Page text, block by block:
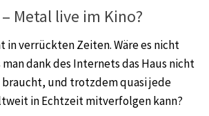
Metal live im Kino?
in verrückten Zeiten. Wäre es nicht
man dank des Internets das Haus nicht
braucht, und trotzdem quasi jede
in Echtzeit mitverfolgen kann?